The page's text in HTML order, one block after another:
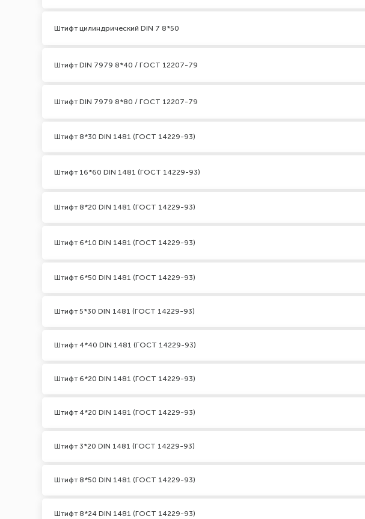
Штифт цилиндрический DIN 7 8*50
Штифт DIN 7979 8*40 / ГОСТ 12207-79
Штифт DIN 7979 8*80 / ГОСТ 12207-79
Штифт 8*30 DIN 1481 (ГОСТ 14229-93)
Штифт 16*60 DIN 1481 (ГОСТ 14229-93)
Штифт 8*20 DIN 1481 (ГОСТ 14229-93)
Штифт 6*10 DIN 1481 (ГОСТ 14229-93)
Штифт 6*50 DIN 1481 (ГОСТ 14229-93)
Штифт 5*30 DIN 1481 (ГОСТ 14229-93)
Штифт 4*40 DIN 1481 (ГОСТ 14229-93)
Штифт 6*20 DIN 1481 (ГОСТ 14229-93)
Штифт 4*20 DIN 1481 (ГОСТ 14229-93)
Штифт 3*20 DIN 1481 (ГОСТ 14229-93)
Штифт 8*50 DIN 1481 (ГОСТ 14229-93)
Штифт 8*24 DIN 1481 (ГОСТ 14229-93)